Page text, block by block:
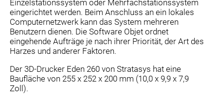
Einzelstationssystem oder Mehrfachstationssystem
eingerichtet werden. Beim Anschluss an ein lokales
Computernetzwerk kann das System mehreren
Benutzern dienen. Die Software Objet ordnet
eingehende Aufträge je nach ihrer Priorität, der Art des
Harzes und anderer Faktoren.
Der 3D-Drucker Eden 260 von Stratasys hat eine
Baufläche von 255 x 252 x 200 mm (10,0 x 9,9 x 7,9
Zoll).